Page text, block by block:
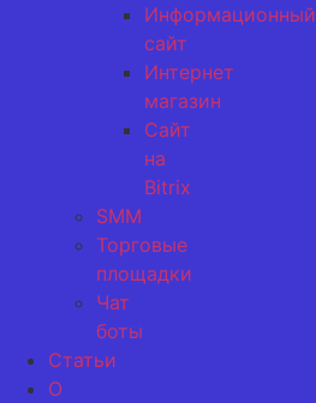
Информационный
сайт
Интернет
магазин
Сайт
на
Bitrix
SMM
Торговые
площадки
Чат
боты
Статьи
О